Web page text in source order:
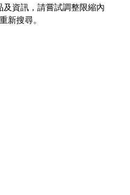
資訊，請嘗試調整限縮內
新搜尋。